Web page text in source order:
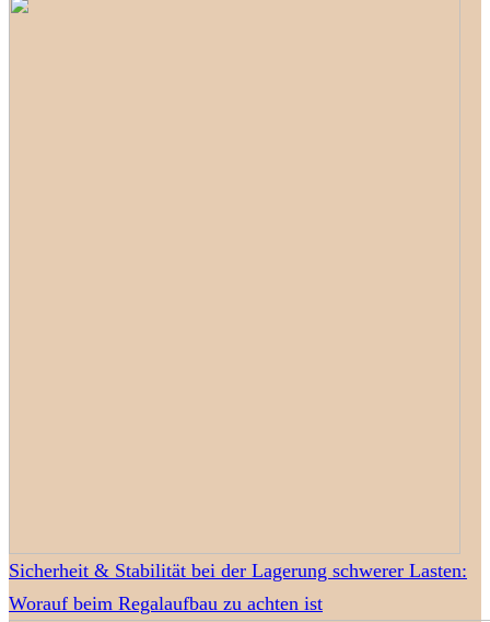
Sicherheit & Stabilität bei der Lagerung schwerer Lasten:
Worauf beim Regalaufbau zu achten ist